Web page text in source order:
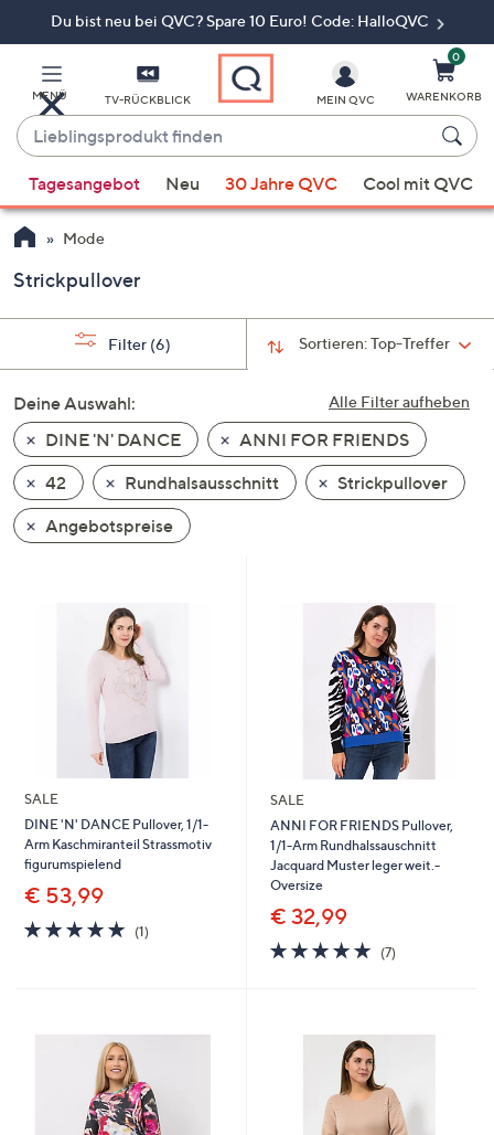
Du bist neu bei QVC? Spare 10 Euro! Code: HalloQVC
MENÜ TV-RÜCKBLICK
Lieblingsprodukt
finden
Vorschläge
verfügbar
sind,
verwenden
oben
und
nach
unten
oder
wischen
diese
anzuzeigen.
MEIN QVC
0
WARENKORB
Tagesangebot Neu 30 Jahre QVC Cool mit QVC
Mode
Strickpullover
Sortieren:Top-Treffer
Filter (6)
Alle Filter aufheben
Deine Auswahl:
DINE 'N' DANCE
ANNI FOR FRIENDS
42
Rundhalsausschnitt
Strickpullover
Angebotspreise
SALE
DINE 'N' DANCE Pullover, 1/1-
Arm Kaschmiranteil Strassmotiv
figurumspielend
€ 53,99
5.0
von
(1)1
SALE
ANNI FOR FRIENDS Pullover,
1/1-Arm Rundhalssauschnitt
Jacquard Muster leger weit.-
Oversize
€ 32,99
4.9
von
(7)7